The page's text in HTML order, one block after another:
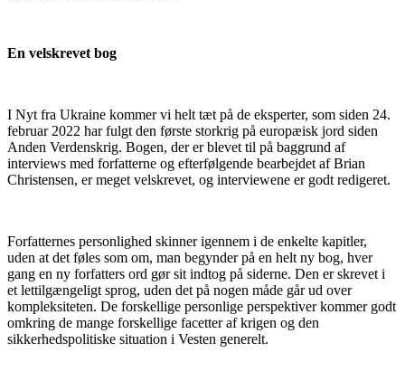
En velskrevet bog
I Nyt fra Ukraine kommer vi helt tæt på de eksperter, som siden 24.
februar 2022 har fulgt den første storkrig på europæisk jord siden
Anden Verdenskrig. Bogen, der er blevet til på baggrund af
interviews med forfatterne og efterfølgende bearbejdet af Brian
Christensen, er meget velskrevet, og interviewene er godt redigeret.
Forfatternes personlighed skinner igennem i de enkelte kapitler,
uden at det føles som om, man begynder på en helt ny bog, hver
gang en ny forfatters ord gør sit indtog på siderne. Den er skrevet i
et lettilgængeligt sprog, uden det på nogen måde går ud over
kompleksiteten. De forskellige personlige perspektiver kommer godt
omkring de mange forskellige facetter af krigen og den
sikkerhedspolitiske situation i Vesten generelt.